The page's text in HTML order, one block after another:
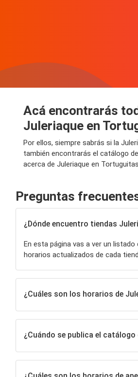
Acá encontrarás
Juleriaque en
Por ellos, siempre sabrás si la
también encontrarás el catálogo
acerca de Juleriaque en
Preguntas
¿Dónde encuentro tiendas
En esta página vas a ver un
horarios actualizados de cada
¿Cuáles son los horarios de
¿Cuándo se publica el catálogo